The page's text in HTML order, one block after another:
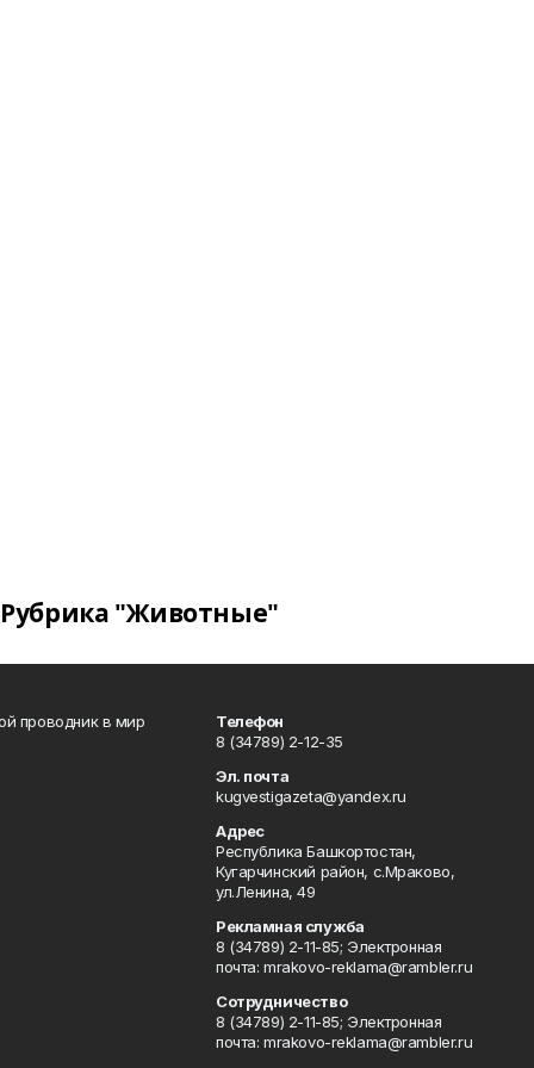
Рубрика "Животные"
проводник в мир
Телефон
8 (34789) 2-12-35
Эл. почта
kugvestigazeta@yandex.ru
Адрес
Республика Башкортостан,
Кугарчинский район, с.Мраково,
ул.Ленина, 49
Рекламная служба
8 (34789) 2-11-85; Электронная
почта: mrakovo-reklama@rambler.ru
Сотрудничество
8 (34789) 2-11-85; Электронная
почта: mrakovo-reklama@rambler.ru